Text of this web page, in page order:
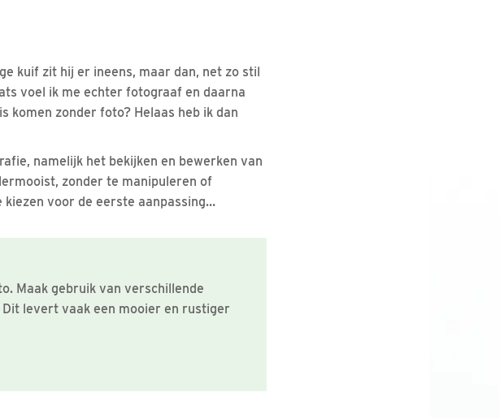
kuif zit hij er ineens, maar dan, net zo stil
voel ik me echter fotograaf en daarna
komen zonder foto? Helaas heb ik dan
namelijk het bekijken en bewerken van
zonder te manipuleren of
voor de eerste aanpassing…
Maak gebruik van verschillende
levert vaak een mooier en rustiger